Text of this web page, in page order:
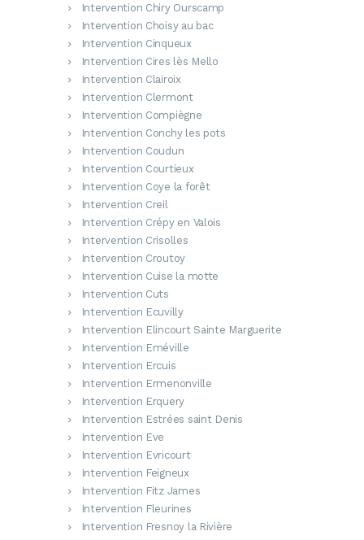
Intervention Chiry Ourscamp
Intervention Choisy au bac
Intervention Cinqueux
Intervention Cires lès Mello
Intervention Clairoix
Intervention Clermont
Intervention Compiègne
Intervention Conchy les pots
Intervention Coudun
Intervention Courtieux
Intervention Coye la forêt
Intervention Creil
Intervention Crépy en Valois
Intervention Crisolles
Intervention Croutoy
Intervention Cuise la motte
Intervention Cuts
Intervention Ecuvilly
Intervention Elincourt Sainte Marguerite
Intervention Eméville
Intervention Ercuis
Intervention Ermenonville
Intervention Erquery
Intervention Estrées saint Denis
Intervention Eve
Intervention Evricourt
Intervention Feigneux
Intervention Fitz James
Intervention Fleurines
Intervention Fresnoy la Rivière